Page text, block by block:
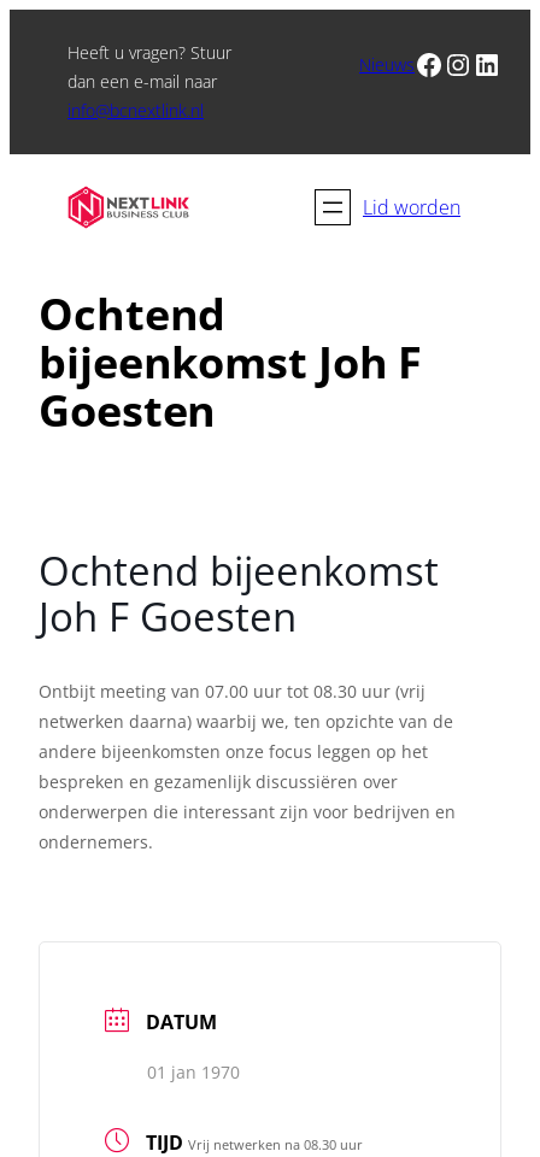
Heeft u vragen? Stuur
dan een e-mail naar
info@bcnextlink.nl
NieuwsFacebook Instagram LinkedIn
Lid worden
Ochtend
bijeenkomst Joh F
Goesten
Ochtend bijeenkomst
Joh F Goesten
Ontbijt meeting van 07.00 uur tot 08.30 uur (vrij
netwerken daarna) waarbij we, ten opzichte van de
andere bijeenkomsten onze focus leggen op het
bespreken en gezamenlijk discussiëren over
onderwerpen die interessant zijn voor bedrijven en
ondernemers.
DATUM
01 jan 1970
TIJD Vrij netwerken na 08.30 uur